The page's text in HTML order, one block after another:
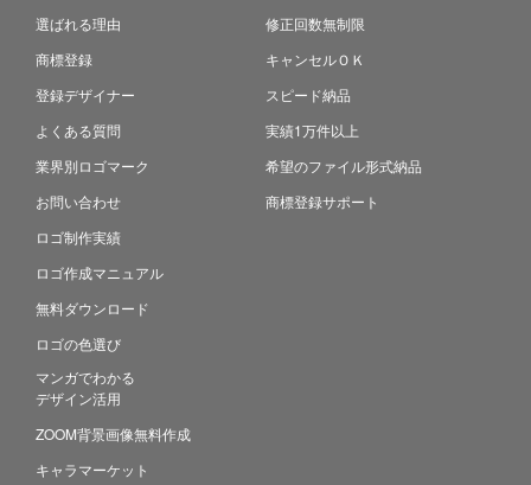
選ばれる理由
商標登録
登録デザイナー
よくある質問
業界別ロゴマーク
お問い合わせ
ロゴ制作実績
ロゴ作成マニュアル
無料ダウンロード
ロゴの色選び
マンガでわかる
デザイン活用
ZOOM背景画像無料作成
キャラマーケット
修正回数無制限
キャンセルＯＫ
スピード納品
実績1万件以上
希望のファイル形式納品
商標登録サポート